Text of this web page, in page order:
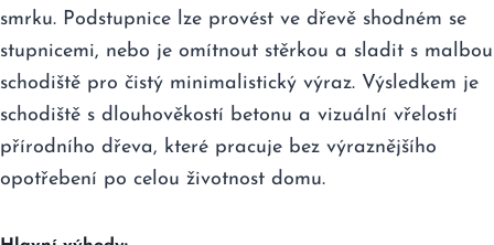
smrku. Podstupnice lze provést ve dřevě shodném se
stupnicemi, nebo je omítnout stěrkou a sladit s malbou
schodiště pro čistý minimalistický výraz. Výsledkem je
schodiště s dlouhověkostí betonu a vizuální vřelostí
přírodního dřeva, které pracuje bez výraznějšího
opotřebení po celou životnost domu.